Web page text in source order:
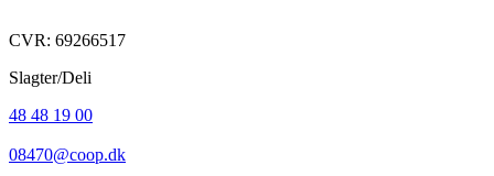
CVR: 69266517
Slagter/Deli
48 48 19 00
08470@coop.dk